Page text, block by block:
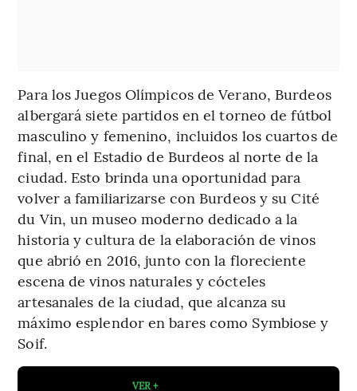
Para los Juegos Olímpicos de Verano, Burdeos
albergará siete partidos en el torneo de fútbol
masculino y femenino, incluidos los cuartos de
final, en el Estadio de Burdeos al norte de la
ciudad. Esto brinda una oportunidad para
volver a familiarizarse con Burdeos y su Cité
du Vin, un museo moderno dedicado a la
historia y cultura de la elaboración de vinos
que abrió en 2016, junto con la floreciente
escena de vinos naturales y cócteles
artesanales de la ciudad, que alcanza su
máximo esplendor en bares como Symbiose y
Soif.
VER +